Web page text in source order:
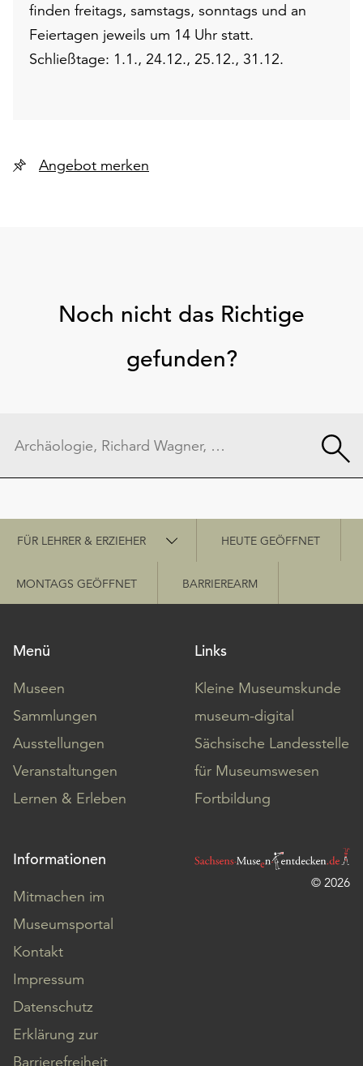
finden freitags, samstags, sonntags und an
Feiertagen jeweils um 14 Uhr statt.
Schließtage: 1.1., 24.12., 25.12., 31.12.
Angebot merken
Noch nicht das Richtige
gefunden?
Schnellzugriff
FÜR LEHRER & ERZIEHER HEUTE GEÖFFNET
MONTAGS GEÖFFNET BARRIEREARM
Menü
Museen
Sammlungen
Ausstellungen
Veranstaltungen
Lernen & Erleben
Links
Kleine Museumskunde
museum-digital
Sächsische Landesstelle
für Museumswesen
Fortbildung
Informationen
Mitmachen im
Museumsportal
Kontakt
Impressum
Datenschutz
Erklärung zur
Barrierefreiheit
© 2026